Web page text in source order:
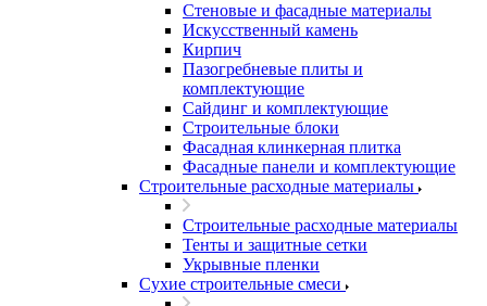
Стеновые и фасадные материалы
Искусственный камень
Кирпич
Пазогребневые плиты и
комплектующие
Сайдинг и комплектующие
Строительные блоки
Фасадная клинкерная плитка
Фасадные панели и комплектующие
Строительные расходные материалы
Строительные расходные материалы
Тенты и защитные сетки
Укрывные пленки
Сухие строительные смеси